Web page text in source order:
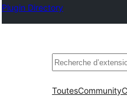
Plugin Directory
Rechercher
ToutesCommunity